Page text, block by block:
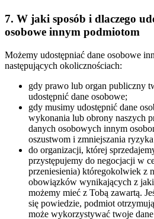
7. W jaki sposób i dlaczego
osobowe innym podmiotom
Możemy udostępniać dane osobowe
następujących okolicznościach:
gdy prawo lub organ publiczny
udostępnić dane osobowe;
gdy musimy udostępnić dane
wykonania lub obrony naszych
danych osobowych innym
oszustwom i zmniejszania
do organizacji, której
przystępujemy do negocjacji w
przeniesienia) któregokolwiek z
obowiązków wynikających z
możemy mieć z Tobą zawartą.
się powiedzie, podmiot
może wykorzystywać twoje